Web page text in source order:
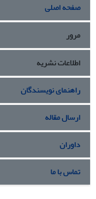
صفحه اصلی
مرور
اطلاعات نشریه
راهنمای نویسندگان
ارسال مقاله
داوران
تماس با ما